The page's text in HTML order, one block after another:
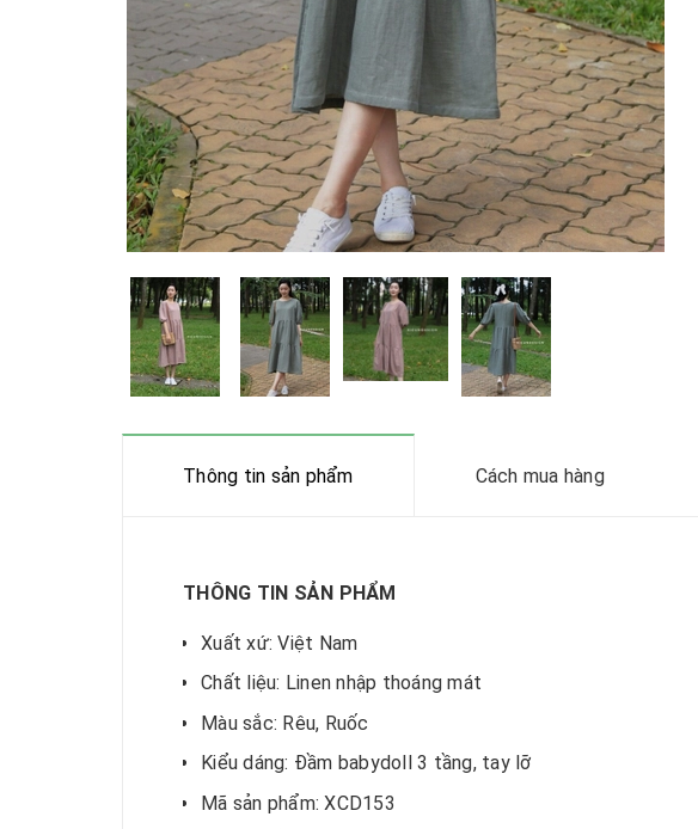
Thông tin sản phẩm Cách mua hàng
THÔNG TIN SẢN PHẨM
Xuất xứ: Việt Nam
Chất liệu: Linen nhập thoáng mát
Màu sắc: Rêu, Ruốc
Kiểu dáng: Đầm babydoll 3 tầng, tay lỡ
Mã sản phẩm: XCD153